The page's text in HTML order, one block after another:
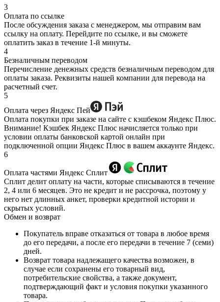
3
Оплата по ссылке
После обсуждения заказа с менеджером, мы отправим вам
ссылку на оплату. Перейдите по ссылке, и вы сможете
оплатить заказ в течение 1-й минуты.
4
Безналичным переводом
Перечисление денежных средств безналичным переводом для
оплаты заказа. Реквизиты нашей компании для перевода на
расчетный счет.
5
Оплата через Яндекс Пей
Оплата покупки при заказе на сайте с кэшбеком Яндекс Плюс.
Внимание! Кэшбек Яндекс Плюс начисляется только при
условии оплаты банковской картой онлайн при
подключенной опции Яндекс Плюс в вашем аккаунте Яндекс.
6
Оплата частями Яндекс Сплит
Сплит делит оплату на части, которые списываются в течение
2, 4 или 6 месяцев. Это не кредит и не рассрочка, поэтому у
него нет длинных анкет, проверки кредитной истории и
скрытых условий.
Обмен и возврат
Покупатель вправе отказаться от товара в любое время
до его передачи, а после его передачи в течение 7 (семи)
дней.
Возврат товара надлежащего качества возможен, в
случае если сохранены его товарный вид,
потребительские свойства, а также документ,
подтверждающий факт и условия покупки указанного
товара.